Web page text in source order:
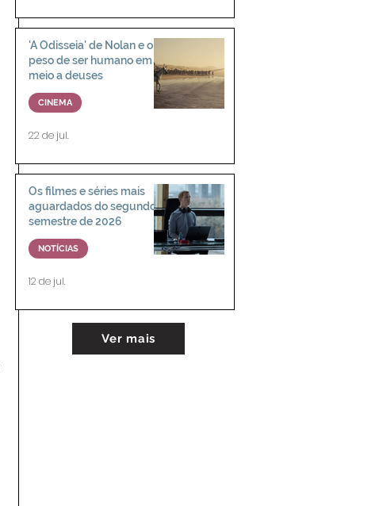
'A Odisseia' de Nolan e o
peso de ser humano em
meio a deuses
CINEMA
22 de jul.
Os filmes e séries mais
aguardados do segundo
semestre de 2026
NOTÍCIAS
12 de jul.
Ver mais